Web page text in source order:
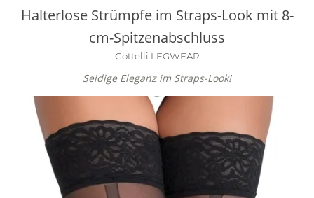
Halterlose Strümpfe im Straps-Look mit 8-
cm-Spitzenabschluss
Cottelli LEGWEAR
Seidige Eleganz im Straps-Look!